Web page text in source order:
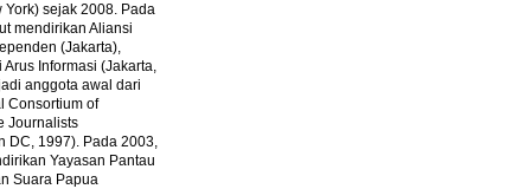
York) sejak 2008. Pada
mendirikan Aliansi
(Jakarta),
Arus Informasi (Jakarta,
anggota awal dari
Consortium of
Journalists
DC, 1997). Pada 2003,
Yayasan Pantau
Suara Papua